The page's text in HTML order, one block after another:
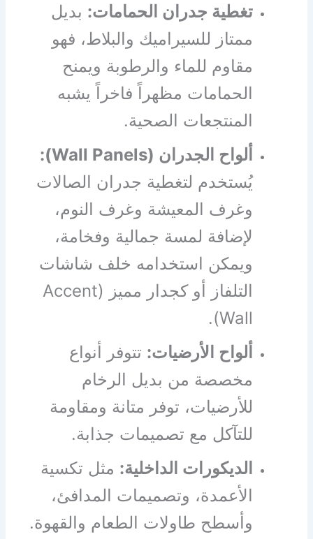
تغطية جدران الحمامات: بديل
ممتاز للسيراميك والبلاط، فهو
مقاوم للماء والرطوبة ويمنح
الحمامات مظهراً فاخراً يشبه
المنتجعات الصحية.
ألواح الجدران (Wall Panels):
يُستخدم لتغطية جدران الصالات
وغرف المعيشة وغرف النوم،
لإضافة لمسة جمالية وفخامة،
ويمكن استخدامه خلف شاشات
التلفاز أو كجدار مميز (Accent
Wall).
ألواح الأرضيات: تتوفر أنواع
مخصصة من بديل الرخام
للأرضيات، توفر متانة ومقاومة
للتآكل مع تصميمات جذابة.
الديكورات الداخلية: مثل تكسية
الأعمدة، وتصميمات المدافئ،
وأسطح طاولات الطعام والقهوة.